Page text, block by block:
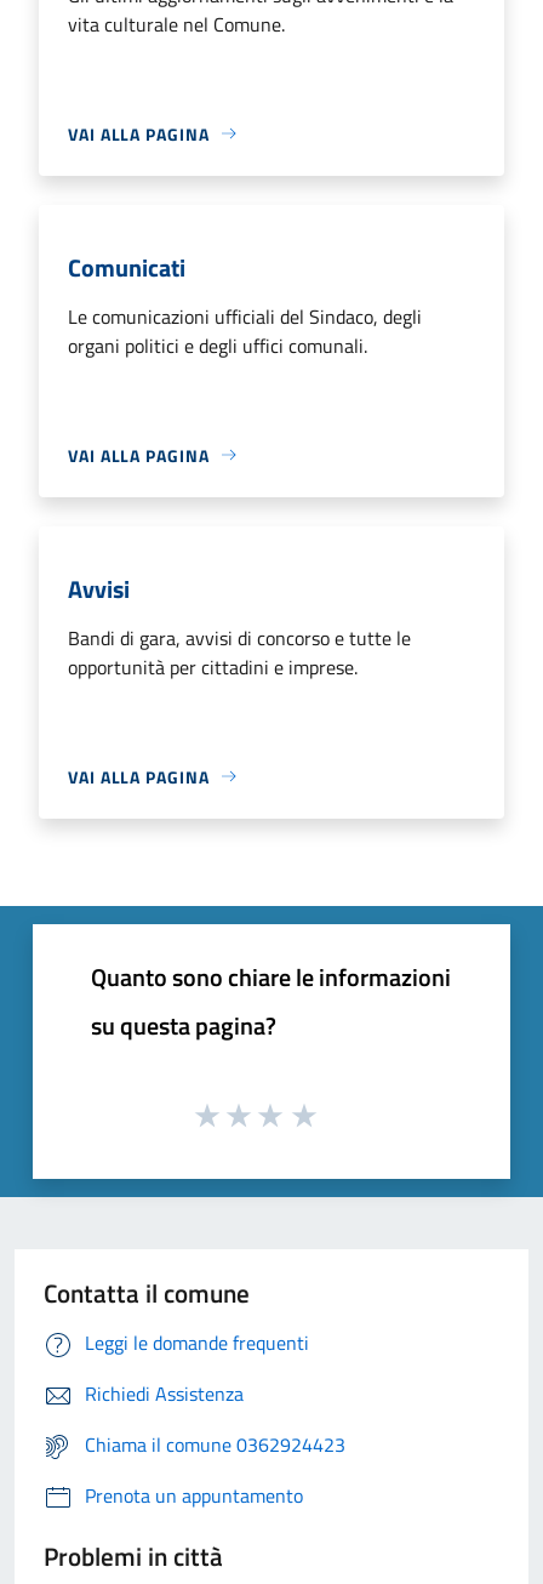
vita culturale nel Comune.
VAI ALLA PAGINA
Comunicati
Le comunicazioni ufficiali del Sindaco, degli
organi politici e degli uffici comunali.
VAI ALLA PAGINA
Avvisi
Bandi di gara, avvisi di concorso e tutte le
opportunità per cittadini e imprese.
VAI ALLA PAGINA
Quanto sono chiare le informazioni
su questa pagina?
Contatta il comune
Leggi le domande frequenti
Richiedi Assistenza
Chiama il comune 0362924423
Prenota un appuntamento
Problemi in città